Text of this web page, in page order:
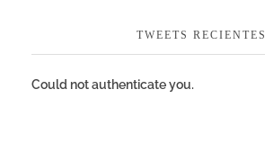
TWEETS RECIENTES
Could not authenticate you.